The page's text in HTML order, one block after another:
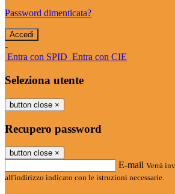
Password dimenticata?
-
Entra con SPID Entra con CIE
Seleziona utente
button close ×
Recupero password
button close ×
E-mail Verrà
all'indirizzo indicato con le istruzioni necessarie.